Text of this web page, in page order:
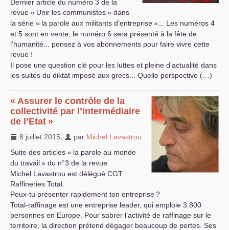
Dernier article du numéro 3 de la
revue « Unir les communistes» dans
la série « la parole aux militants d’entreprise»... Les numéros 4
et 5 sont en vente, le numéro 6 sera présenté à la fête de
l’humanité... pensez à vos abonnements pour faire vivre cette
revue !
Il pose une question clé pour les luttes et pleine d’actualité dans
les suites du diktat imposé aux grecs... Quelle perspective (…)
« Assurer le contrôle de la
collectivité par l’intermédiaire
de l’Etat »
8 juillet 2015 par Michel Lavastrou
Suite des articles « la parole au monde
du travail» du n°3 de la revue
Michel Lavastrou est délégué CGT
Raffineries Total.
Peux-tu présenter rapidement ton entreprise?
Total-raffinage est une entreprise leader, qui emploie 3.800
personnes en Europe. Pour sabrer l’activité de raffinage sur le
territoire, la direction prétend dégager beaucoup de pertes. Ses